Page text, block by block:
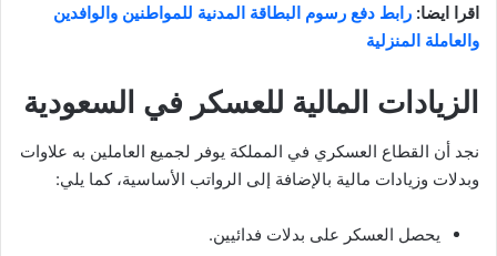
اقرا ايضا: رابط دفع رسوم البطاقة المدنية للمواطنين والوافدين
والعاملة المنزلية
الزيادات المالية للعسكر في السعودية
نجد أن القطاع العسكري في المملكة يوفر لجميع العاملين به علاوات
وبدلات وزيادات مالية بالإضافة إلى الرواتب الأساسية، كما يلي:
يحصل العسكر على بدلات فدائيين.